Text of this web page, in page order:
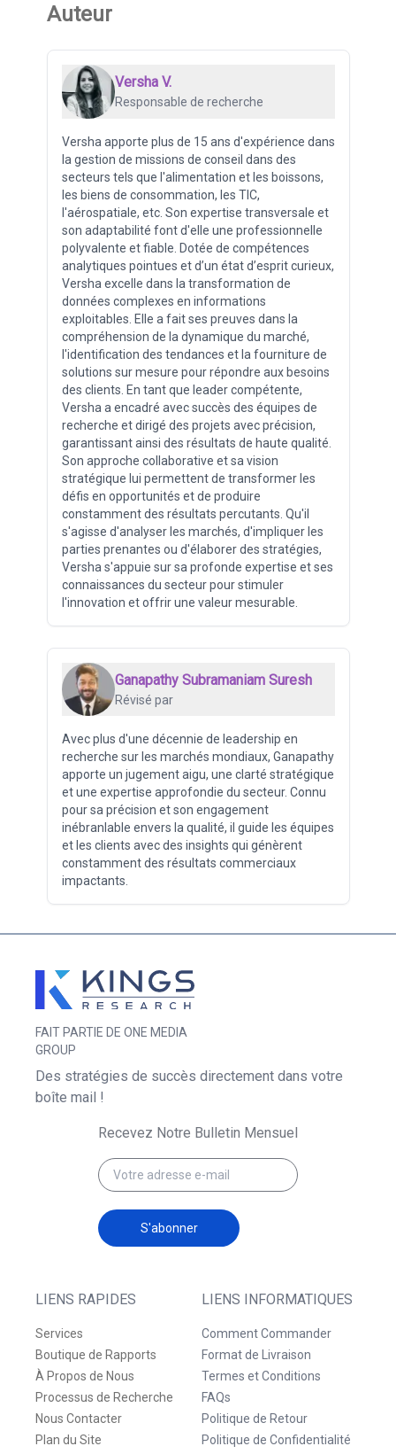
Auteur
Versha V.
Responsable de recherche
Versha apporte plus de 15 ans d'expérience dans
la gestion de missions de conseil dans des
secteurs tels que l'alimentation et les boissons,
les biens de consommation, les TIC,
l'aérospatiale, etc. Son expertise transversale et
son adaptabilité font d'elle une professionnelle
polyvalente et fiable. Dotée de compétences
analytiques pointues et d’un état d’esprit curieux,
Versha excelle dans la transformation de
données complexes en informations
exploitables. Elle a fait ses preuves dans la
compréhension de la dynamique du marché,
l'identification des tendances et la fourniture de
solutions sur mesure pour répondre aux besoins
des clients. En tant que leader compétente,
Versha a encadré avec succès des équipes de
recherche et dirigé des projets avec précision,
garantissant ainsi des résultats de haute qualité.
Son approche collaborative et sa vision
stratégique lui permettent de transformer les
défis en opportunités et de produire
constamment des résultats percutants. Qu'il
s'agisse d'analyser les marchés, d'impliquer les
parties prenantes ou d'élaborer des stratégies,
Versha s'appuie sur sa profonde expertise et ses
connaissances du secteur pour stimuler
l'innovation et offrir une valeur mesurable.
Ganapathy Subramaniam Suresh
Révisé par
Avec plus d'une décennie de leadership en
recherche sur les marchés mondiaux, Ganapathy
apporte un jugement aigu, une clarté stratégique
et une expertise approfondie du secteur. Connu
pour sa précision et son engagement
inébranlable envers la qualité, il guide les équipes
et les clients avec des insights qui génèrent
constamment des résultats commerciaux
impactants.
FAIT PARTIE DE ONE MEDIA
GROUP
LIENS RAPIDES
Services
Boutique de Rapports
À Propos de Nous
Processus de Recherche
Nous Contacter
Plan du Site
LIENS INFORMATIQUES
Comment Commander
Format de Livraison
Termes et Conditions
FAQs
Politique de Retour
Politique de Confidentialité
Des stratégies de succès directement dans votre
boîte mail !
Recevez Notre Bulletin Mensuel
S'abonner